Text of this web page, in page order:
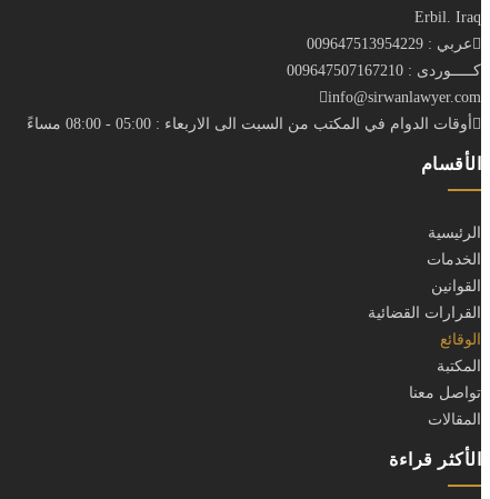
Erbil. Iraq
عربي : 009647513954229
كـــــوردى : 009647507167210
info@sirwanlawyer.com
أوقات الدوام في المكتب من السبت الى الاربعاء : 05:00 - 08:00 مساءً
الأقسام
الرئيسية
الخدمات
القوانين
القرارات القضائية
الوقائع
المكتبة
تواصل معنا
المقالات
الأكثر قراءة